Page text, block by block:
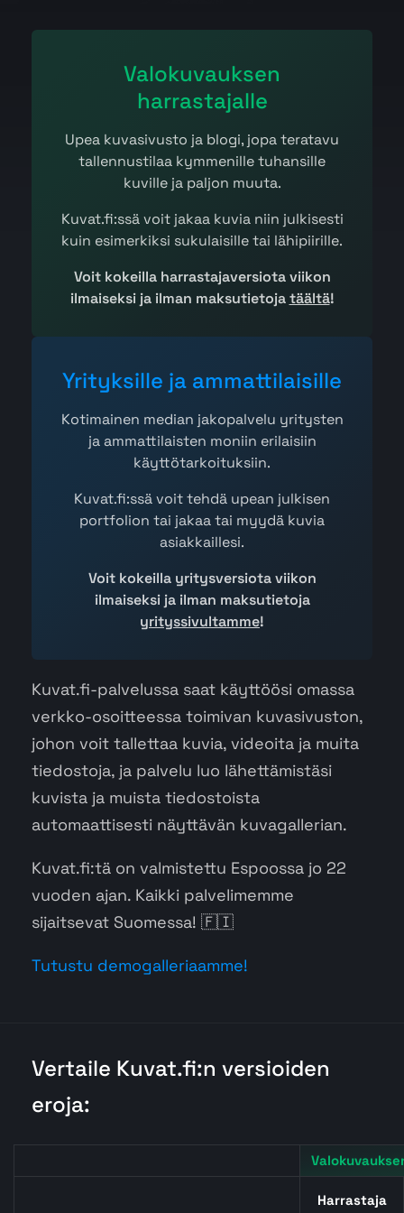
Valokuvauksen
harrastajalle
Upea kuvasivusto ja blogi, jopa teratavu
tallennustilaa kymmenille tuhansille
kuville ja paljon muuta.
Kuvat.fi:ssä voit jakaa kuvia niin julkisesti
kuin esimerkiksi sukulaisille tai lähipiirille.
Voit kokeilla harrastajaversiota viikon
ilmaiseksi ja ilman maksutietojatäältä!
Yrityksille ja ammattilaisille
Kotimainen median jakopalvelu yritysten
ja ammattilaisten moniin erilaisiin
käyttötarkoituksiin.
Kuvat.fi:ssä voit tehdä upean julkisen
portfolion tai jakaa tai myydä kuvia
asiakkaillesi.
Voit kokeilla yritysversiota viikon
ilmaiseksi ja ilman maksutietoja
yrityssivultamme!
Kuvat.fi-palvelussa saat käyttöösi omassa
verkko-osoitteessa toimivan kuvasivuston,
johon voit tallettaa kuvia, videoita ja muita
tiedostoja, ja palvelu luo lähettämistäsi
kuvista ja muista tiedostoista
automaattisesti näyttävän kuvagallerian.
Kuvat.fi:tä on valmistettu Espoossa jo 22
vuoden ajan. Kaikki palvelimemme
sijaitsevat Suomessa! 🇫🇮
Tutustu demogalleriaamme!
Vertaile Kuvat.fi:n versioiden
eroja:
Harrastaja